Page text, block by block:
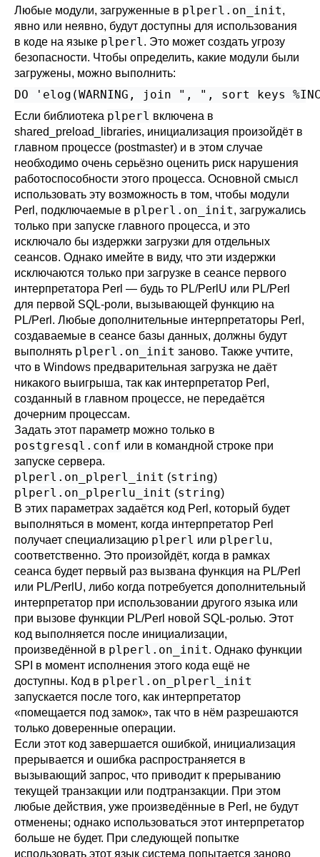
Любые модули, загруженные в plperl.on_init,
явно или неявно, будут доступны для использования
в коде на языке plperl. Это может создать угрозу
безопасности. Чтобы определить, какие модули были
загружены, можно выполнить:
DO 'elog(WARNING, join ", ", sort keys
Если библиотека plperl включена в
shared_preload_libraries, инициализация произойдёт в
главном процессе (postmaster) и в этом случае
необходимо очень серьёзно оценить риск нарушения
работоспособности этого процесса. Основной смысл
использовать эту возможность в том, чтобы модули
Perl, подключаемые в plperl.on_init, загружались
только при запуске главного процесса, и это
исключало бы издержки загрузки для отдельных
сеансов. Однако имейте в виду, что эти издержки
исключаются только при загрузке в сеансе первого
интерпретатора Perl — будь то PL/PerlU или PL/Perl
для первой SQL-роли, вызывающей функцию на
PL/Perl. Любые дополнительные интерпретаторы Perl,
создаваемые в сеансе базы данных, должны будут
выполнять plperl.on_init заново. Также учтите,
что в Windows предварительная загрузка не даёт
никакого выигрыша, так как интерпретатор Perl,
созданный в главном процессе, не передаётся
дочерним процессам.
Задать этот параметр можно только в
postgresql.conf или в командной строке при
запуске сервера.
plperl.on_plperl_init (string)
plperl.on_plperlu_init (string)
В этих параметрах задаётся код Perl, который будет
выполняться в момент, когда интерпретатор Perl
получает специализацию plperl или plperlu,
соответственно. Это произойдёт, когда в рамках
сеанса будет первый раз вызвана функция на PL/Perl
или PL/PerlU, либо когда потребуется дополнительный
интерпретатор при использовании другого языка или
при вызове функции PL/Perl новой SQL-ролью. Этот
код выполняется после инициализации,
произведённой в plperl.on_init. Однако функции
SPI в момент исполнения этого кода ещё не
доступны. Код в plperl.on_plperl_init
запускается после того, как интерпретатор
«помещается под замок», так что в нём разрешаются
только доверенные операции.
Если этот код завершается ошибкой, инициализация
прерывается и ошибка распространяется в
вызывающий запрос, что приводит к прерыванию
текущей транзакции или подтранзакции. При этом
любые действия, уже произведённые в Perl, не будут
отменены; однако использоваться этот интерпретатор
больше не будет. При следующей попытке
использовать этот язык система попытается заново